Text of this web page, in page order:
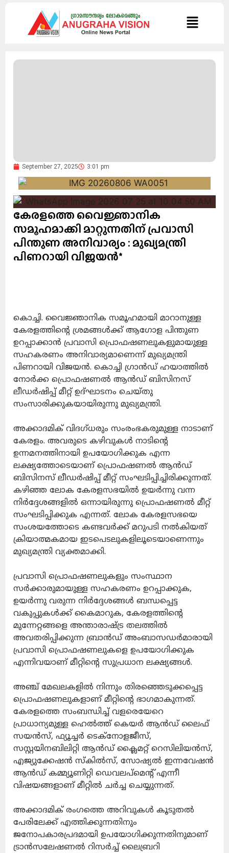
September 27, 2025 3:01 pm
കേരളത്തെ വൈജ്ഞാനിക
സമൂഹമാക്കി മാറ്റുന്നതിന് പ്രവാസി
പിന്തുണ അനിവാര്യം : മുഖ്യമന്ത്രി
പിണറായി വിജയൻ*
കൊച്ചി. വൈജ്ഞാനിക സമൂഹമായി മാറാനുള്ള
കേരളത്തിന്റെ ശ്രമങ്ങൾക്ക് ആഗോള പിന്തുണ
ഉറപ്പാക്കാൻ പ്രവാസി പ്രൊഫഷണലുകളുമായുള്ള
സഹകരണം അനിവാര്യമാണെന്ന് മുഖ്യമന്ത്രി
പിണറായി വിജയൻ. കൊച്ചി ഗ്രാൻഡ് ഹയാത്തിൽ
നോർക്ക പ്രൊഫഷണൽ ആൻഡ് ബിസിനസ്
ലീഡർഷിപ്പ് മീറ്റ് ഉദ്ഘാടനം ചെയ്തു
സംസാരിക്കുകയായിരുന്നു മുഖ്യമന്ത്രി.
അക്കാദമിക് വിദഗ്ധരും സംരംഭകരുമുള്ള നാടാണ്
കേരളം. അവരുടെ കഴിവുകൾ നാടിന്റെ
ഉന്നമനത്തിനായി ഉപയോഗിക്കുക എന്ന
ലക്ഷ്യത്തോടെയാണ് പ്രൊഫഷണൽ ആൻഡ്
ബിസിനസ് ലീഡർഷിപ്പ് മീറ്റ് സംഘടിപ്പിച്ചിരിക്കുന്നത്.
കഴിഞ്ഞ ലോക കേരളസഭയിൽ ഉയർന്നു വന്ന
നിർദ്ദേശങ്ങളിൽ ഒന്നായിരുന്നു പ്രൊഫഷണൽ മീറ്റ്
സംഘടിപ്പിക്കുക എന്നത്. ലോക കേരളസഭയെ
സംശയത്തോടെ കണ്ടവർക്ക് മറുപടി നൽകിയത്
ക്രിയാത്മകമായ ഇടപെടലുകളിലൂടെയാണെന്നും
മുഖ്യമന്ത്രി വ്യക്തമാക്കി.
പ്രവാസി പ്രൊഫഷണലുകളും സംസ്ഥാന
സർക്കാരുമായുള്ള സഹകരണം ഉറപ്പാക്കുക,
ഉയർന്നു വരുന്ന നിർദ്ദേശങ്ങൾ ബന്ധപ്പെട്ട
വകുപ്പുകൾക്ക് കൈമാറുക, കേരളത്തിന്റെ
മുന്നേറ്റങ്ങളെ അന്താരാഷ്ട്ര തലത്തിൽ
അവതരിപ്പിക്കുന്ന ബ്രാൻഡ് അംബാസഡർമാരായി
പ്രവാസി പ്രൊഫഷണലുകളെ ഉപയോഗിക്കുക
എന്നിവയാണ് മീറ്റിന്റെ സുപ്രധാന ലക്ഷ്യങ്ങൾ.
അഞ്ച് മേഖലകളിൽ നിന്നും തിരഞ്ഞെടുക്കപ്പെട്ട
പ്രൊഫഷണലുകളാണ് മീറ്റിന്റെ ഭാഗമാകുന്നത്.
കേരളത്തെ സംബന്ധിച്ച് വളരെയേറെ
പ്രാധാന്യമുള്ള ഹെൽത്ത് കെയർ ആൻഡ് ലൈഫ്
സയൻസ്, ഫ്യൂച്ചർ ടെക്നോളജീസ്,
സസ്റ്റയിനബിലിറ്റി ആൻഡ് ക്ലൈമറ്റ് റെസിലിയൻസ്,
എജ്യുക്കേഷൻ സ്കിൽസ്, സോഷ്യൽ ഇന്നവേഷൻ
ആൻഡ് കമ്മ്യൂണിറ്റി ഡെവലപ്മെന്റ് എന്നീ
വിഷയങ്ങളാണ് മീറ്റിൽ ചർച്ച ചെയ്യുന്നത്.
അക്കാദമിക് രംഗത്തെ അറിവുകൾ കൂടുതൽ
പേരിലേക്ക് എത്തിക്കുന്നതിനും
ജനോപകാരപ്രദമായി ഉപയോഗിക്കുന്നതിനുമാണ്
ട്രാൻസലേഷണൽ റിസർച്ച് ലൈബ്രറി